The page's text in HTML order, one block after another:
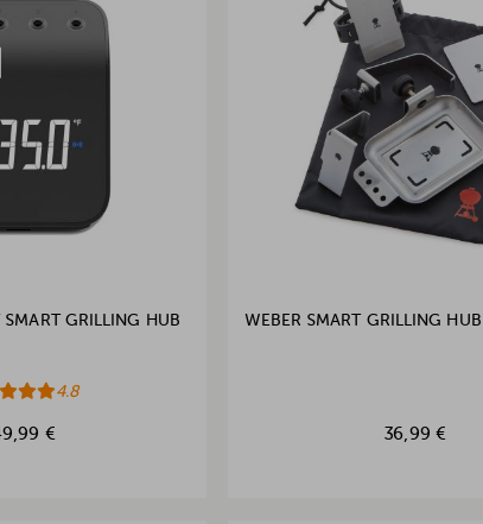
SMART GRILLING HUB
4.8
€
WEBER SMART GRILLING
36,99 €